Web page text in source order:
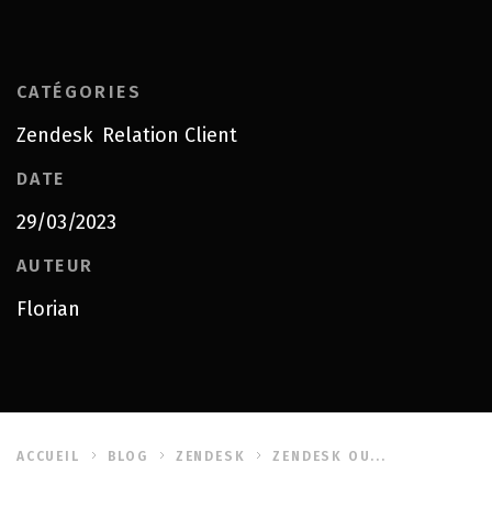
CATÉGORIES
Zendesk Relation Client
DATE
29/03/2023
AUTEUR
Florian
ACCUEIL BLOG ZENDESK ZENDESK OU...